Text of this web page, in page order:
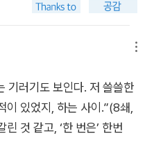
있을 터이다. 그런 모과
보내고 있을 독자들에게
나, <Soap 20>(2004)이다.
남은 비누를 수집, 촬영한
한 추상화처럼 보이기도 한
다 다른 모양으로 닳고 작
기러기도 보인다. 저 쓸쓸한
이 있었지, 하는 사이.”(8쇄,
것 같고, ‘한 번은’ 한번